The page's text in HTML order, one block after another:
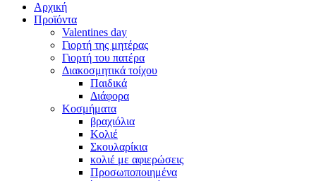
Αρχική
Προϊόντα
Valentines day
Γιορτή της μητέρας
Γιορτή του πατέρα
Διακοσμητικά τοίχου
Παιδικά
Διάφορα
Κοσμήματα
βραχιόλια
Kολιέ
Σκουλαρίκια
κολιέ με αφιερώσεις
Προσωποποιημένα